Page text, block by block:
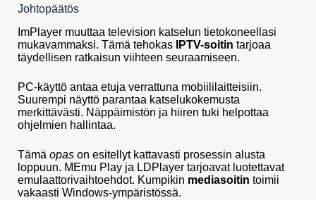
Johtopäätös
ImPlayer muuttaa television katselun tietokoneellasi
mukavammaksi. Tämä tehokas
IPTV-soitin tarjoaa
täydellisen ratkaisun viihteen seuraamiseen.
PC-käyttö antaa etuja verrattuna mobiililaitteisiin.
Suurempi näyttö parantaa katselukokemusta
merkittävästi. Näppäimistön ja hiiren tuki helpottaa
ohjelmien hallintaa.
Tämä opas on esitellyt kattavasti prosessin alusta
loppuun. MEmu Play ja LDPlayer tarjoavat luotettavat
emulaattorivaihtoehdot. Kumpikin mediasoitin toimii
vakaasti Windows-ympäristössä.